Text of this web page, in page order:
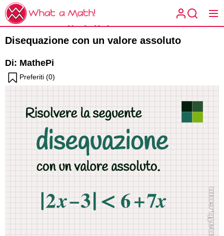
Skip
to
the
content
What
What a
Math!
Condividi la
matematica
spiegata a
modo tuo.
Disequazione con un valore assoluto
Di: MathePi
Preferiti (0)